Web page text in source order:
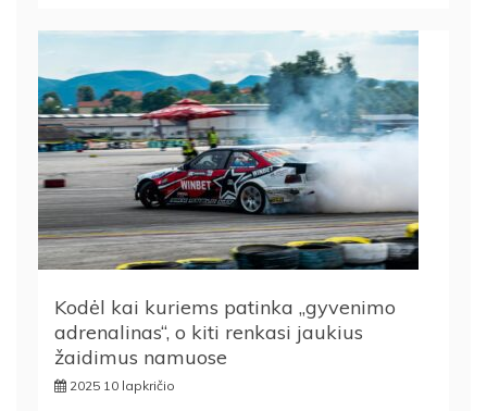
Kodėl kai kuriems patinka „gyvenimo
adrenalinas“, o kiti renkasi jaukius
žaidimus namuose
2025 10 lapkričio